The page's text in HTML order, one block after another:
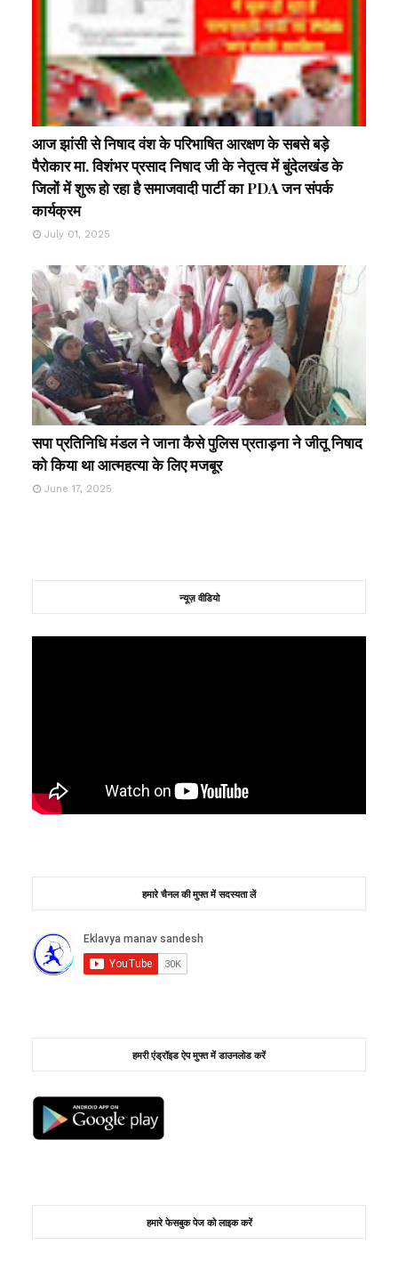
आज झांसी से निषाद वंश के परिभाषित आरक्षण के सबसे बड़े
पैरोकार मा. विशंभर प्रसाद निषाद जी के नेतृत्व में बुंदेलखंड के
जिलों में शुरू हो रहा है समाजवादी पार्टी का PDA जन संपर्क
कार्यक्रम
July 01, 2025
सपा प्रतिनिधि मंडल ने जाना कैसे पुलिस प्रताड़ना ने जीतू निषाद
को किया था आत्महत्या के लिए मजबूर
June 17, 2025
न्यूज़ वीडियो
हमारे चैनल की मुफ्त में सदस्यता लें
हमरी एंड्रॉइड ऐप मुफ्त में डाउनलोड करें
हमारे फेसबुक पेज को लाइक करें